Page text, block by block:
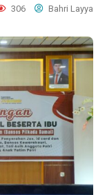
306 Bahri Layya